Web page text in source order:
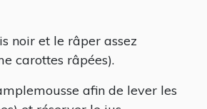
noir et le râper assez
carottes râpées).
afin de lever les